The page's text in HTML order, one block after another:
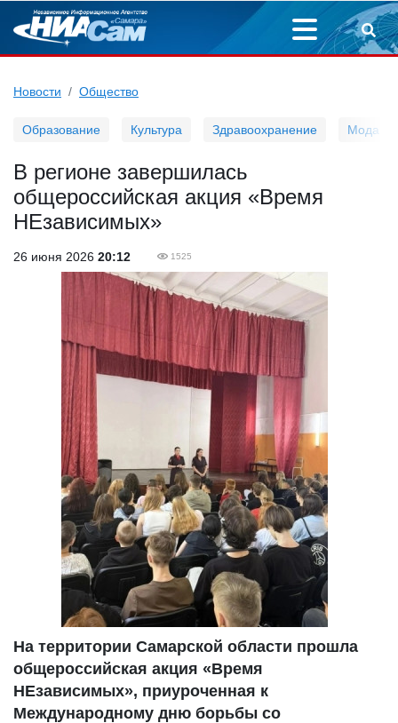
Новости Общество
Образование Культура Здравоохранение Мода
В регионе завершилась
общероссийская акция «Время
НЕзависимых»
26 июня 2026 20:12 1525
На территории Самарской области прошла
общероссийская акция «Время
НЕзависимых», приуроченная к
Международному дню борьбы со